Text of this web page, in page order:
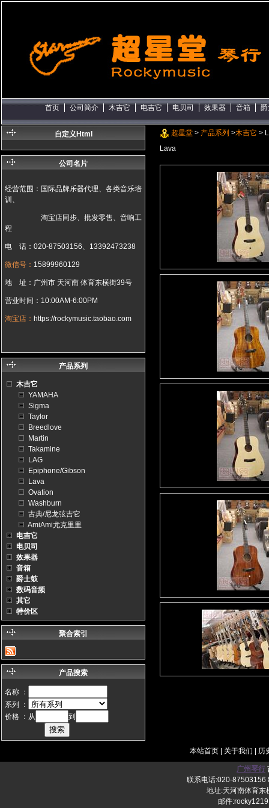
首页 公司简介 木吉它 电吉它 电贝司 效果器 音箱
超星堂 > 产品系列 >木吉它 >
Lava
自定义Html
公司名片
经营范围：国际品牌乐器代理、各类音乐培
训、
淘宝店同步、批发零售、音响工
程
电 话：020-87503156、13392473238
微信号： 15899960129
地 址：广州市 天河南 体育东横街39号
营业时间：10:00AM-6:00PM
淘宝店： https://rockymusic.taobao.com
产品系列
木吉它
YAMAHA
Sigma
Taylor
Breedlove
Martin
Takamine
LAG
Epiphone/Gibson
Lava
Ovation
Washburn
古典/尼龙弦吉它
AmiAmi尤克里里
电吉它
电贝司
效果器
音箱
爵士鼓
数码音频
其它
特价区
聚合索引
产品搜索
名称 ：
系列 ：
价格 ：从
到
本站首页| 关于我们 历
广州琴行
联系电话:020-
地址:天河南体育东
邮件